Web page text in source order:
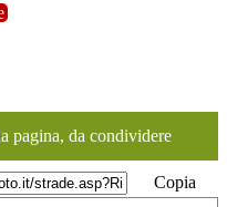
pagina, da condividere
Copia